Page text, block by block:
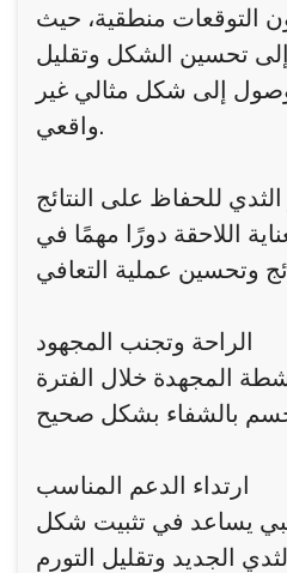
التوقعات منطقية، حيث
تحسين الشكل وتقليل
إلى شكل مثالي غير
واقعي.
الثدي للحفاظ على النتائج
اللاحقة دورًا مهمًا في
الراحة وتجنب المجهود
المجهدة خلال الفترة
ارتداء الدعم المناسب
يساعد في تثبيت شكل